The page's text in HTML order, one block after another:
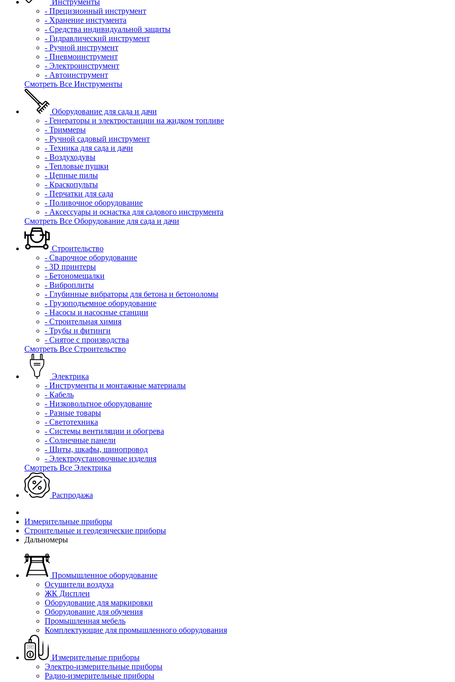
Инструменты
- Прецизионный инструмент
- Хранение инстумента
- Средства индивидуальной защиты
- Гидравлический инструмент
- Ручной инструмент
- Пневмоинструмент
- Электроинструмент
- Автоинструмент
Смотреть Все Инструменты
Оборудование для сада и дачи
- Генераторы и электростанции на жидком топливе
- Триммеры
- Ручной садовый инструмент
- Техника для сада и дачи
- Воздуходувы
- Тепловые пушки
- Цепные пилы
- Краскопульты
- Перчатки для сада
- Поливочное оборудование
- Аксессуары и оснастка для садового инструмента
Смотреть Все Оборудование для сада и дачи
Строительство
- Сварочное оборудование
- 3D принтеры
- Бетономешалки
- Виброплиты
- Глубинные вибраторы для бетона и бетоноломы
- Грузоподъемное оборудование
- Насосы и насосные станции
- Строительная химия
- Трубы и фитинги
- Снятое с производства
Смотреть Все Строительство
Электрика
- Инструменты и монтажные материалы
- Кабель
- Низковольтное оборудование
- Разные товары
- Светотехника
- Системы вентиляции и обогрева
- Солнечные панели
- Щиты, шкафы, шинопровод
- Электроустановочные изделия
Смотреть Все Электрика
Распродажа
Измерительные приборы
Строительные и геодезические приборы
Дальномеры
Промышленное оборудование
Осушители воздуха
ЖК Дисплеи
Оборудование для маркировки
Оборудование для обучения
Промышленная мебель
Комплектующие для промышленного оборудования
Измерительные приборы
Электро-измерительные приборы
Радио-измерительные приборы